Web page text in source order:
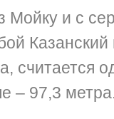
Мойку и с
Казанский
считается
– 97,3